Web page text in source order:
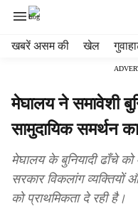
खबरें असम की खेल
मेघालय ने समावेशी
सामुदायिक समर्थन
मेघालय के बुनियादी ढाँचे
सरकार विकलांग व्यक्तियों
को प्राथमिकता दे रही है।